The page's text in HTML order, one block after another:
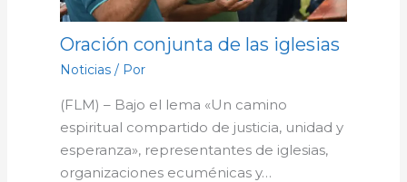
Oración conjunta de las iglesias
Noticias/ Por
(FLM) – Bajo el lema «Un camino
espiritual compartido de justicia, unidad y
esperanza», representantes de iglesias,
organizaciones ecuménicas y…